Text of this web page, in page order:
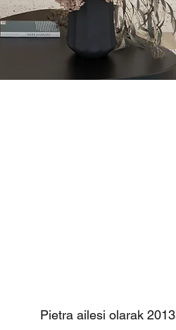
Pietra ailesi olarak